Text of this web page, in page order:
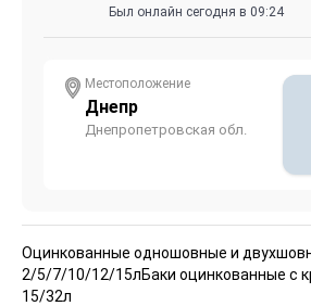
Был онлайн сегодня в 09:24
Местоположение
Днепр
Днепропетровская обл.
Оцинкованные одношовные и
2/5/7/10/12/15лБаки оцинкованные с
15/32л